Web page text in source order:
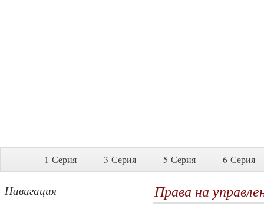
1-Серия 3-Серия 5-Серия 6-Серия
Навигация Права на